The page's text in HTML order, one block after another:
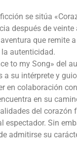
se sitúa
después de
que remite
la autenticidad.
to my Song» del
su intérprete y
en colaboración
en su
del
Sin
admitirse su